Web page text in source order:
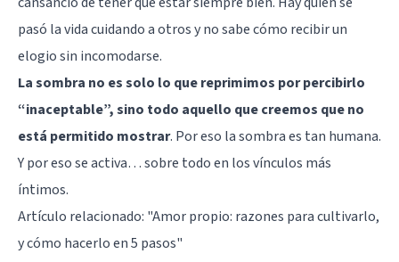
pasó la vida cuidando a otros y no sabe cómo recibir un
elogio sin incomodarse.
La sombra no es solo lo que reprimimos por percibirlo
“inaceptable”, sino todo aquello que creemos que no
está permitido mostrar. Por eso la sombra es tan humana.
Y por eso se activa… sobre todo en los vínculos más
íntimos.
Artículo relacionado: "Amor propio: razones para cultivarlo,
y cómo hacerlo en 5 pasos"